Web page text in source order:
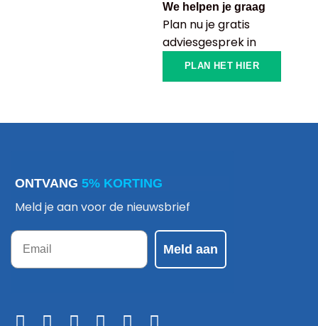
We helpen je graag
Plan nu je gratis
adviesgesprek in
PLAN HET HIER
ONTVANG 5% KORTING
Meld je aan voor de nieuwsbrief
Email
Meld aan